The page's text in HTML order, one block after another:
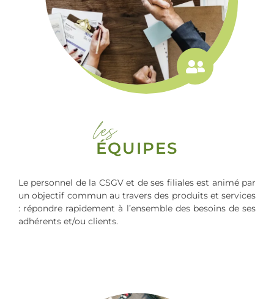
les
ÉQUIPES
Le personnel de la CSGV et de ses filiales est animé par
un objectif commun au travers des produits et services
: répondre rapidement à l’ensemble des besoins de ses
adhérents et/ou clients.